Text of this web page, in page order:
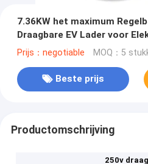
7.36KW het maximum
Draagbare EV Lader voor
Laden Post met LCD het
Prijs：negotiable MOQ：5
Beste prijs
Productomschrijving
250v